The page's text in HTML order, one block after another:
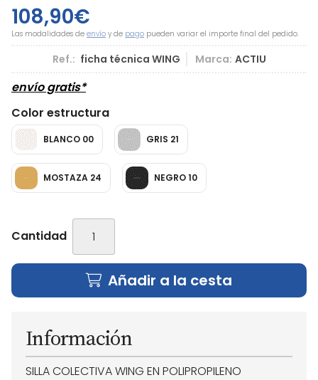
108,90€
Las modalidades de envío y de pago pueden variar el importe final del pedido.
Ref.: ficha técnica WING Marca: ACTIU
envío gratis*
Color estructura
BLANCO 00 GRIS 21
MOSTAZA 24 NEGRO 10
Cantidad
Añadir a la cesta
Información
SILLA COLECTIVA WING EN POLIPROPILENO